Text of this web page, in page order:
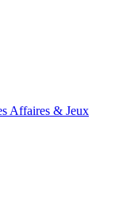
Affaires & Jeux